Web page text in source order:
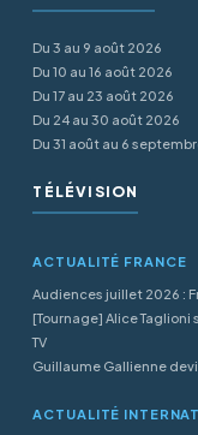
Du 3 au 9 août 2026
Du 10 au 16 août 2026
Du 17 au 23 août 2026
Du 24 au 30 août 2026
Du 31 août au 6
TÉLÉVISION
ACTUALITÉ FRANCE
Audiences juillet 2026 :
[Tournage] Alice
TV
Guillaume Gallienne
ACTUALITÉ